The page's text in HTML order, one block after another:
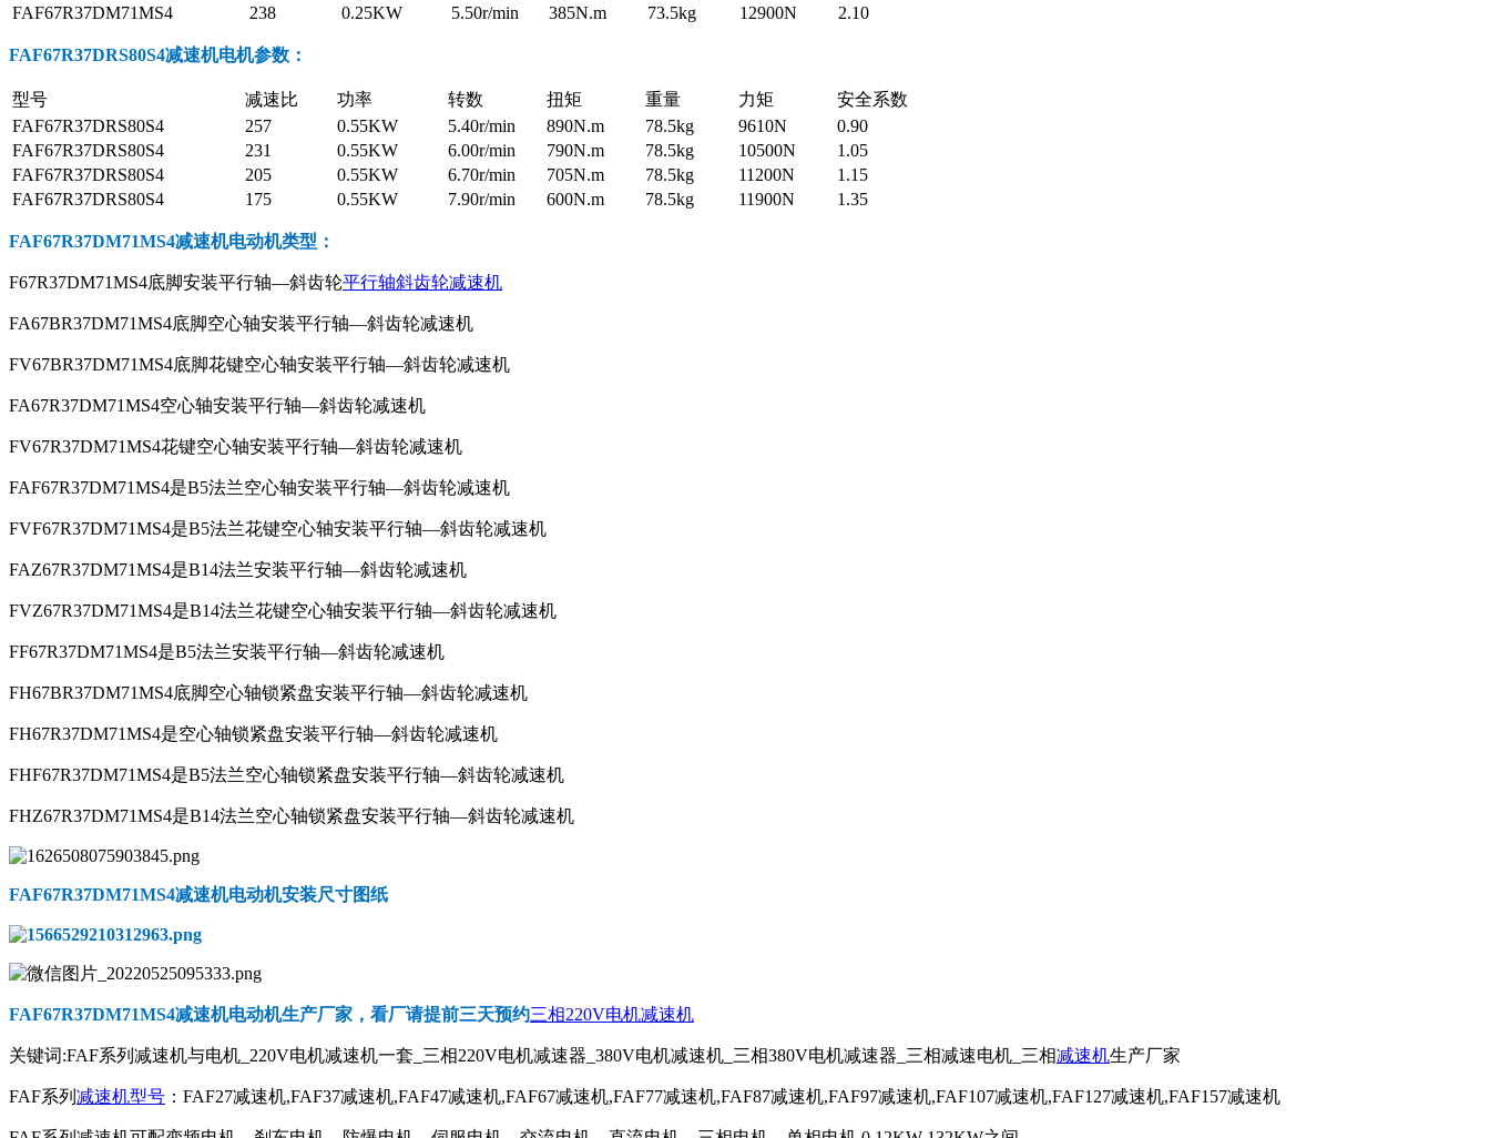
FAF67R37DM71MS4
238 0.25KW 5.50r/min 385N.m 73.5kg 12900N 2.10
FAF67R37DRS80S4减速机电机参数 ：
型号 减速比 功率 转数 扭矩 重量 力矩
安全系数
FAF67R37DRS80S4
257 0.55KW 5.40r/min 890N.m 78.5kg 9610N
0.90
FAF67R37DRS80S4
231 0.55KW 6.00r/min 790N.m 78.5kg 10500N
1.05
FAF67R37DRS80S4
205 0.55KW 6.70r/min 705N.m 78.5kg 11200N
1.15
FAF67R37DRS80S4
175 0.55KW 7.90r/min 600N.m 78.5kg 11900N 1.35
FAF67R37DM71MS4减速机电动机类型：
F67R37DM71MS4底脚安装平行轴—斜齿轮平行轴斜齿轮减速机
FA67BR37DM71MS4底脚空心轴安装平行轴—斜齿轮减速机
FV67BR37DM71MS4底脚花键空心轴安装平行轴—斜齿轮减速机
FA67R37DM71MS4空心轴安装平行轴—斜齿轮减速机
FV67R37DM71MS4花键空心轴安装平行轴—斜齿轮减速机
FAF67R37DM71MS4是B5法兰空心轴安装平行轴—斜齿轮减速机
FVF67R37DM71MS4是B5法兰花键空心轴安装平行轴—斜齿轮减速机
FAZ67R37DM71MS4是B14法兰安装平行轴—斜齿轮减速机
FVZ67R37DM71MS4是B14法兰花键空心轴安装平行轴—斜齿轮减速机
FF67R37DM71MS4是B5法兰安装平行轴—斜齿轮减速机
FH67BR37DM71MS4底脚空心轴锁紧盘安装平行轴—斜齿轮减速机
FH67R37DM71MS4是空心轴锁紧盘安装平行轴—斜齿轮减速机
FHF67R37DM71MS4是B5法兰空心轴锁紧盘安装平行轴—斜齿轮减速机
FHZ67R37DM71MS4是B14法兰空心轴锁紧盘安装平行轴—斜齿轮减速机
FAF67R37DM71MS4减速机电动机安装尺寸图纸
FAF67R37DM71MS4减速机电动机生产厂家，看厂请提前三天预约三相220V电机减速机
关键词:FAF系列减速机与电机_220V电机减速机一套_三相220V电机减速器_380V电机减速机_三相380V电机减速器_三相减速电机_三相减速机生产厂家
FAF系列 减速机型号 ：FAF27减速机,FAF37减速机,FAF47减速机,FAF67减速机,FAF77减速机,FAF87减速机,FAF97减速机,FAF107减速机,FAF127减速机,FAF157减速机